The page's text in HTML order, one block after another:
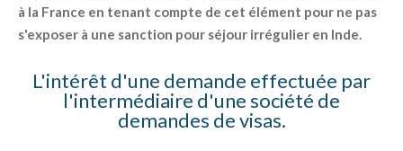
à la France en tenant compte de cet élément pour ne pas
s'exposer à une sanction pour séjour irrégulier en Inde.
L'intérêt d'une demande effectuée par
l'intermédiaire d'une société de
demandes de visas.